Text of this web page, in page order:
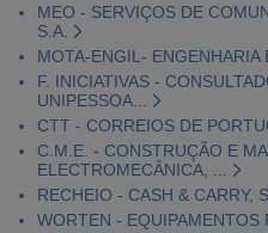
MEO - SERVIÇOS DE
S.A.
MOTA-ENGIL- ENGENHARIA
F. INICIATIVAS -
UNIPESSOA...
CTT - CORREIOS DE
C.M.E. - CONSTRUÇÃO E
ELECTROMECÂNICA, ...
RECHEIO - CASH & CARRY,
WORTEN - EQUIPAMENTOS